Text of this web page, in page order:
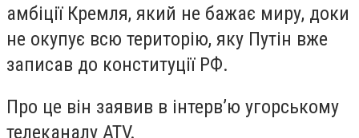
амбіції Кремля, який не бажає миру, доки
не окупує всю територію, яку Путін вже
записав до конституції РФ.
Про це він заявив в інтерв’ю угорському
телеканалу ATV.